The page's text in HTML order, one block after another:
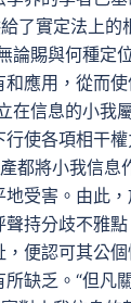
了實定法上的
賜與何種定
應用，從而
信息的小我
使各項相干權
都將小我信息
受害。由此
持分歧不雅
便認可其公
缺乏。“但凡